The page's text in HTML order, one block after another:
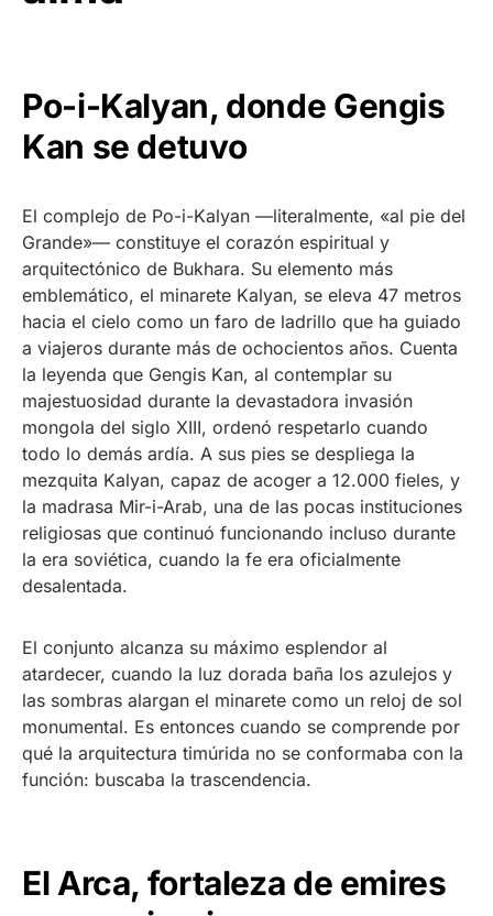
Po-i-Kalyan, donde Gengis
Kan se detuvo
El complejo de Po-i-Kalyan —literalmente, «al pie del
Grande»— constituye el corazón espiritual y
arquitectónico de Bukhara. Su elemento más
emblemático, el minarete Kalyan, se eleva 47 metros
hacia el cielo como un faro de ladrillo que ha guiado
a viajeros durante más de ochocientos años. Cuenta
la leyenda que Gengis Kan, al contemplar su
majestuosidad durante la devastadora invasión
mongola del siglo XIII, ordenó respetarlo cuando
todo lo demás ardía. A sus pies se despliega la
mezquita Kalyan, capaz de acoger a 12.000 fieles, y
la madrasa Mir-i-Arab, una de las pocas instituciones
religiosas que continuó funcionando incluso durante
la era soviética, cuando la fe era oficialmente
desalentada.
El conjunto alcanza su máximo esplendor al
atardecer, cuando la luz dorada baña los azulejos y
las sombras alargan el minarete como un reloj de sol
monumental. Es entonces cuando se comprende por
qué la arquitectura timúrida no se conformaba con la
función: buscaba la trascendencia.
El Arca, fortaleza de emires